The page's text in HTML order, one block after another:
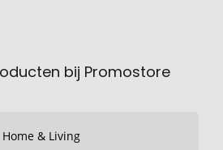
bij Promostore
Home & Living